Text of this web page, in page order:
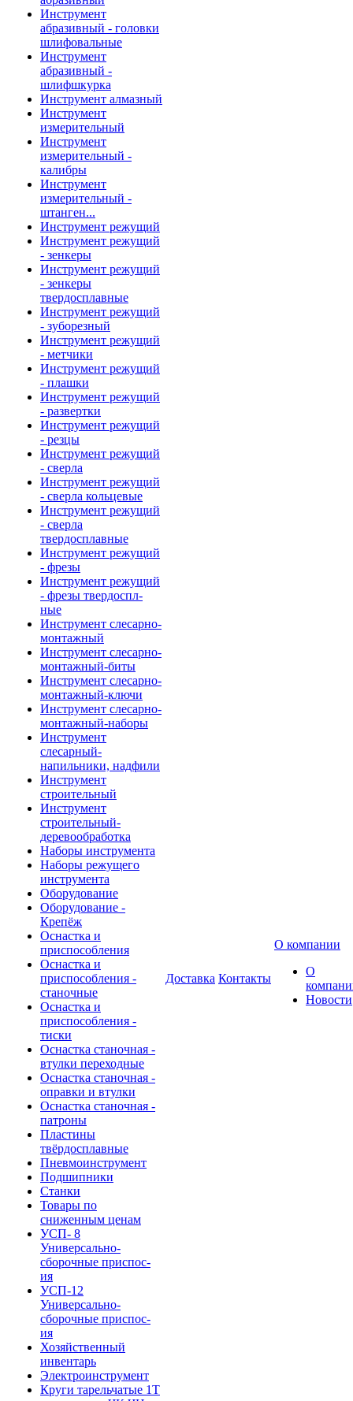
Инструмент
абразивный - головки
шлифовальные
Инструмент
абразивный -
шлифшкурка
Инструмент алмазный
Инструмент
измерительный
Инструмент
измерительный -
калибры
Инструмент
измерительный -
штанген...
Инструмент режущий
Инструмент режущий
- зенкеры
Инструмент режущий
- зенкеры
твердосплавные
Инструмент режущий
- зуборезный
Инструмент режущий
- метчики
Инструмент режущий
- плашки
Инструмент режущий
- развертки
Инструмент режущий
- резцы
Инструмент режущий
- сверла
Инструмент режущий
- сверла кольцевые
Инструмент режущий
- сверла
твердосплавные
Инструмент режущий
- фрезы
Инструмент режущий
- фрезы твердоспл-
ные
Инструмент слесарно-
монтажный
Инструмент слесарно-
монтажный-биты
Инструмент слесарно-
монтажный-ключи
Инструмент слесарно-
монтажный-наборы
Инструмент
слесарный-
напильники, надфили
Инструмент
строительный
Инструмент
строительный-
деревообработка
Наборы инструмента
Наборы режущего
инструмента
Оборудование
Оборудование -
Крепёж
Оснастка и
приспособления
Оснастка и
приспособления -
станочные
Оснастка и
приспособления -
тиски
Оснастка станочная -
втулки переходные
Оснастка станочная -
оправки и втулки
Оснастка станочная -
патроны
Пластины
твёрдосплавные
Пневмоинструмент
Подшипники
Станки
Товары по
сниженным ценам
УСП- 8
Универсально-
сборочные приспос-
ия
УСП-12
Универсально-
сборочные приспос-
ия
Хозяйственный
инвентарь
Электроинструмент
Круги тарельчатые 1Т
Доставка Контакты
О компании
О
Новости